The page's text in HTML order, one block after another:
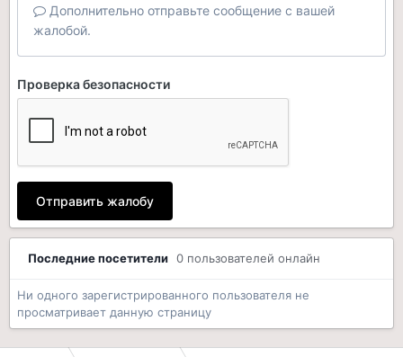
Дополнительно отправьте сообщение с вашей
жалобой.
Проверка безопасности
Отправить жалобу
Последние посетители 0 пользователей онлайн
Ни одного зарегистрированного пользователя не
просматривает данную страницу